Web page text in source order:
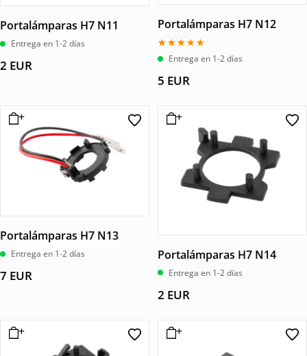
Portalámparas H7 N11
Entrega en 1-2 días
2 EUR
Portalámparas H7 N12
Valorado
con
de 5
Entrega en 1-2 días
5 EUR
Portalámparas H7 N13
Entrega en 1-2 días
7 EUR
Portalámparas H7 N14
Entrega en 1-2 días
2 EUR